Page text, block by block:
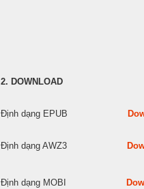
2. DOWNLOAD
Định dạng EPUB
Định dạng AWZ3
Định dạng MOBI